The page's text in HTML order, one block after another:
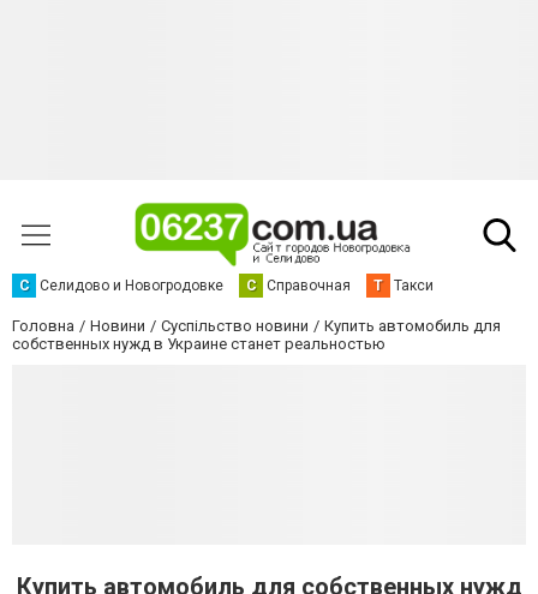
С Селидово и Новогродовке С Справочная Т Такси
Головна Новини Суспільство новини
Купить автомобиль для
собственных нужд в Украине станет реальностью
Купить автомобиль для собственных нужд